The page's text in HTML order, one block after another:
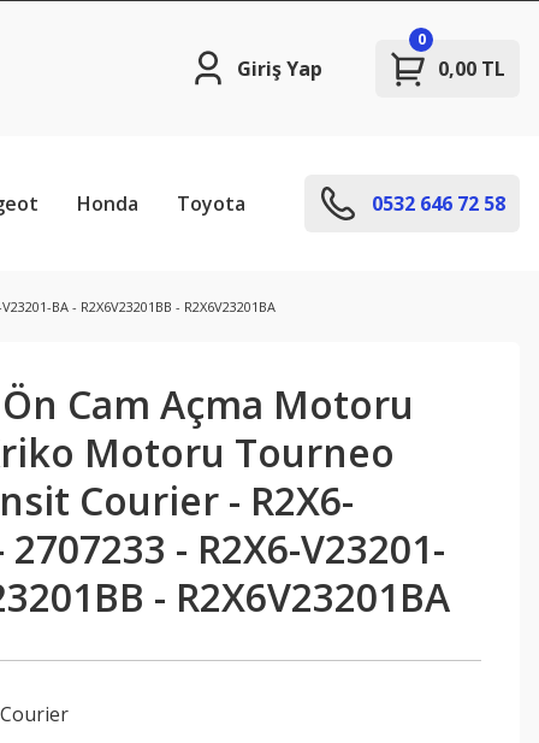
Giriş Yap 0,00 TL
0
Honda Toyota 0532 646 72 58
BA - R2X6V23201BB - R2X6V23201BA
Cam Açma Motoru
Motoru Tourneo
Courier - R2X6-
- R2X6-V23201-
- R2X6V23201BA